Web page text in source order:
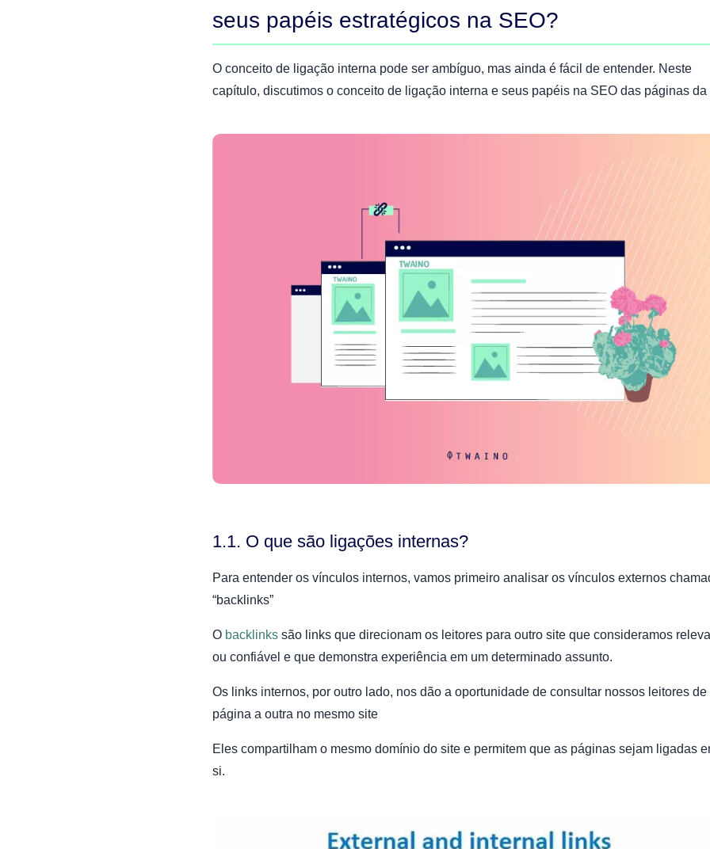
seus papéis estratégicos na SEO?
O conceito de ligação interna pode ser ambíguo, mas ainda é fácil de entender. Neste
capítulo, discutimos o conceito de ligação interna e seus papéis na SEO das páginas da
1.1. O que são ligações internas?
Para entender os vínculos internos, vamos primeiro analisar os vínculos externos
“backlinks”
O backlinks são links que direcionam os leitores para outro site que consideramos
ou confiável e que demonstra experiência em um determinado assunto.
Os links internos, por outro lado, nos dão a oportunidade de consultar nossos leitores de
página a outra no mesmo site
Eles compartilham o mesmo domínio do site e permitem que as páginas sejam ligadas
si.